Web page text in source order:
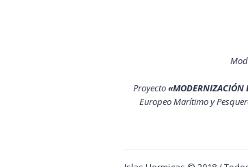
Proyecto«MODERNIZACIÓN
Europeo Marítimo y